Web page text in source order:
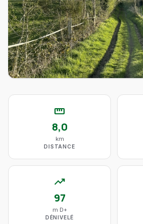
straighten
8,0
km
DISTANCE
trending_up
97
m D+
DÉNIVELÉ